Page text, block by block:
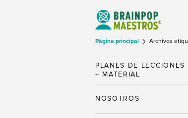
Página principal Archivos
PLANES DE LECCIONES
+ MATERIAL
NOSOTROS